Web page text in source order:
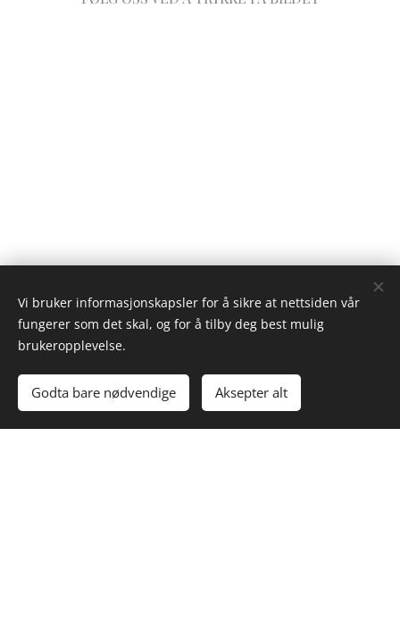
Vi bruker informasjonskapsler for å sikre at nettsiden vår
fungerer som det skal, og for å tilby deg best mulig
brukeropplevelse.
Godta bare nødvendige Aksepter alt